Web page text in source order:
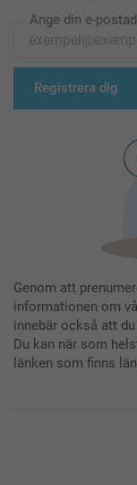
Ange din e-
Registrera dig
Genom att
informationen om
innebär också att
Du kan när som
länken som finns